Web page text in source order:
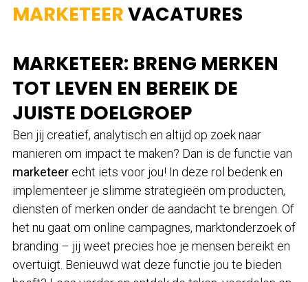
MARKETEERVACATURES
MARKETEER: BRENG MERKEN
TOT LEVEN EN BEREIK DE
JUISTE DOELGROEP
Ben jij creatief, analytisch en altijd op zoek naar
manieren om impact te maken? Dan is de functie van
marketeer echt iets voor jou! In deze rol bedenk en
implementeer je slimme strategieën om producten,
diensten of merken onder de aandacht te brengen. Of
het nu gaat om online campagnes, marktonderzoek of
branding – jij weet precies hoe je mensen bereikt en
overtuigt. Benieuwd wat deze functie jou te bieden